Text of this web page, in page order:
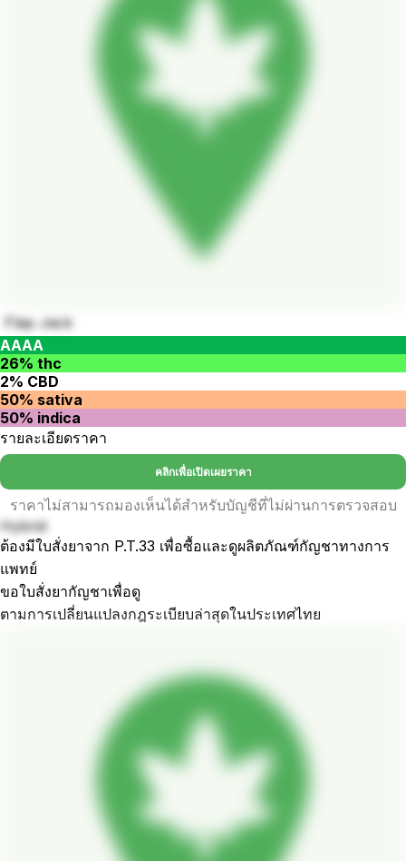
Flap Jack
AAAA
26% thc
2% CBD
50% sativa
50% indica
รายละเอียดราคา
คลิกเพื่อเปิดเผยราคา
ราคาไม่สามารถมองเห็นได้สำหรับบัญชีที่ไม่ผ่านการตรวจสอบ
Hybrid
ต้องมีใบสั่งยาจาก P.T.33 เพื่อซื้อและดูผลิตภัณฑ์กัญชาทางการ
แพทย์
ขอใบสั่งยากัญชาเพื่อดู
ตามการเปลี่ยนแปลงกฎระเบียบล่าสุดในประเทศไทย